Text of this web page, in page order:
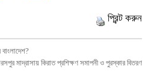
প্রিন্ট করুন
মাদ্রাসায় কিরাত প্রশিক্ষণ সমাপনী ও পুরস্কার বিতরণ